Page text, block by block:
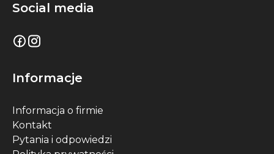
Social media
Informacje
Informacja o firmie
Kontakt
Pytania i odpowiedzi